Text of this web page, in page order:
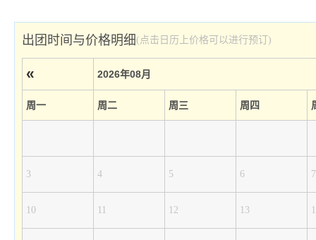
出团时间与价格明细(点击日历上价格可以进行预订)
« 2026年08月
周一 周二 周三 周四
3 4 5 6 7
10 11 12 13